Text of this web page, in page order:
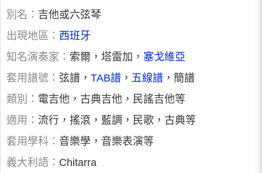
別名： 吉他或六弦琴
出現地區： 西班牙
知名演奏家： 索爾，塔雷加， 塞戈維亞
套用譜號： 弦譜， TAB譜 ， 五線譜 ，簡譜
類別： 電吉他，古典吉他，民謠吉他等
適用： 流行，搖滾，藍調，民歌，古典等
套用學科： 音樂學，音樂表演等
義大利語： Chitarra